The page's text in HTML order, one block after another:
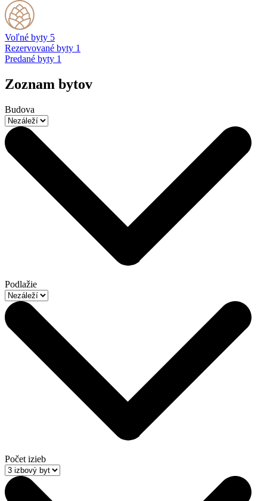
Voľné byty 5
Rezervované byty 1
Predané byty 1
Zoznam bytov
Budova
Podlažie
Počet izieb